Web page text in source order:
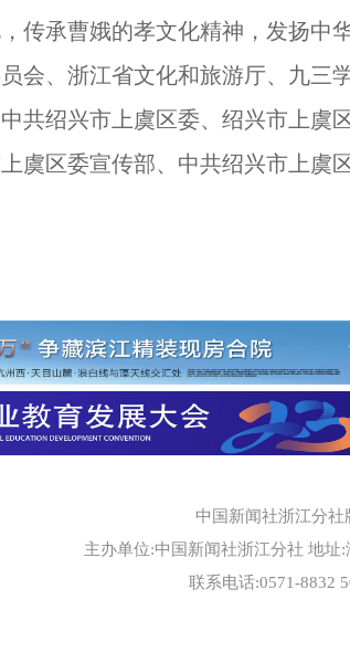
传承曹娥的孝文化精神，发扬中
会、浙江省文化和旅游厅、九三
共绍兴市上虞区委、绍兴市上虞
虞区委宣传部、中共绍兴市上虞
中国新闻社浙江分
主办单位:中国新闻社浙江分社 地址
联系电话:0571-8832